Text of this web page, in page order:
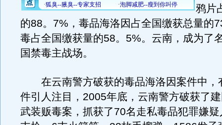
鸦片
的88。7%，毒品海洛因占全国缴获总量的
毒占全国缴获量的58。5%。云南，成为了
国禁毒主战场。
在云南警方破获的毒品海洛因案件中，
件引人注目，2005年底，云南警方破获了
武装贩毒案，抓获了70名走私毒品犯罪嫌